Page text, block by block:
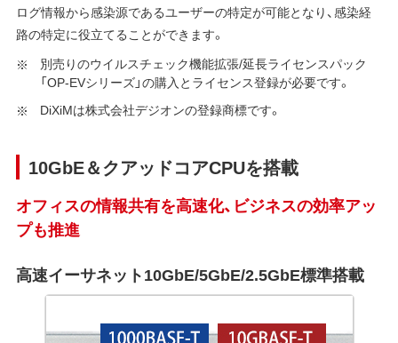
ログ情報から感染源であるユーザーの特定が可能となり、感染経
路の特定に役立てることができます。
別売りのウイルスチェック機能拡張/延長ライセンスパック
「OP-EVシリーズ」の購入とライセンス登録が必要です。
DiXiMは株式会社デジオンの登録商標です。
10GbE＆クアッドコアCPUを搭載
オフィスの情報共有を高速化、ビジネスの効率アッ
プも推進
高速イーサネット10GbE/5GbE/2.5GbE標準搭載